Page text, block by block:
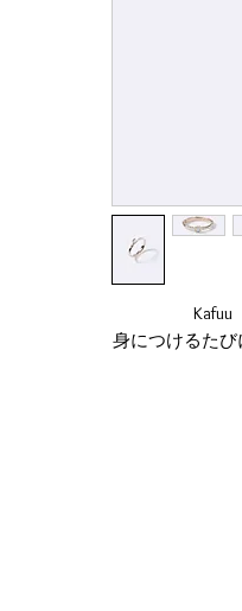
Kafuu
身につけるた